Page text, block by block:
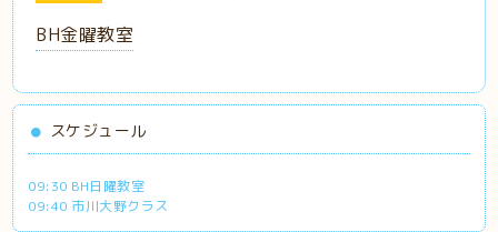
BH金曜教室
スケジュール
09:30 BH日曜教室
09:40 市川大野クラス